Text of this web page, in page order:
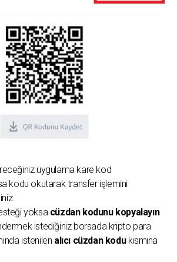
uygulama kare kod
kodu okutarak transfer işlemini
yoksa cüzdan kodunu kopyalayın
istediğiniz borsada kripto para
istenilen alıcı cüzdan kodu kısmına